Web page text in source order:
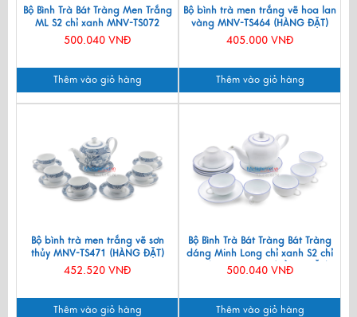
Bộ Bình Trà Bát Tràng Men Trắng
ML S2 chỉ xanh MNV-TS072
500.040 VNĐ
Thêm vào giỏ hàng
Bộ bình trà men trắng vẽ hoa lan
vàng MNV-TS464 (HÀNG ĐẶT)
405.000 VNĐ
Thêm vào giỏ hàng
Bộ bình trà men trắng vẽ sơn
thủy MNV-TS471 (HÀNG ĐẶT)
452.520 VNĐ
Thêm vào giỏ hàng
Bộ Bình Trà Bát Tràng Bát Tràng
dáng Minh Long chỉ xanh S2 chỉ
xanh MNV-TS072 (HÀNG ĐẶT)
500.040 VNĐ
Thêm vào giỏ hàng